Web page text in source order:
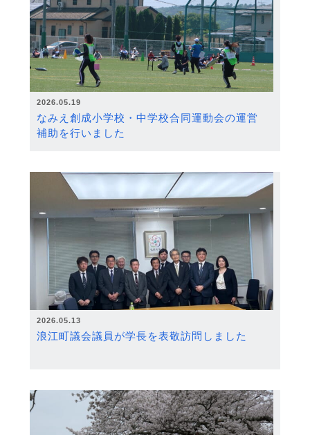
2026.05.19
なみえ創成小学校・中学校合同運動会の運営
補助を行いました
2026.05.13
浪江町議会議員が学長を表敬訪問しました